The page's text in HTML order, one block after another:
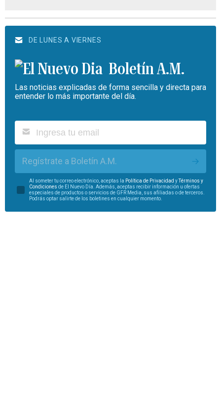
DE LUNES A VIERNES
Boletín A.M.
Las noticias explicadas de forma sencilla y directa para
entender lo más importante del día.
Regístrate a Boletín A.M.
Al someter tu correo electrónico, aceptas la Política de Privacidad yTérminos y
Condiciones de El Nuevo Día. Además, aceptas recibir información u ofertas
especiales de productos o servicios de GFR Media, sus afiliadas o de terceros.
Podrás optar salirte de los boletines en cualquier momento.